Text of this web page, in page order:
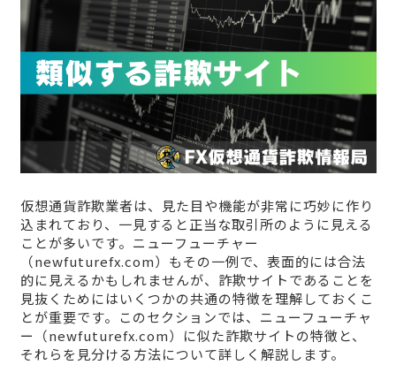
仮想通貨詐欺業者は、見た目や機能が非常に巧妙に作り
込まれており、一見すると正当な取引所のように見える
ことが多いです。ニューフューチャー
（newfuturefx.com）もその一例で、表面的には合法
的に見えるかもしれませんが、詐欺サイトであることを
見抜くためにはいくつかの共通の特徴を理解しておくこ
とが重要です。このセクションでは、ニューフューチャ
ー（newfuturefx.com）に似た詐欺サイトの特徴と、
それらを見分ける方法について詳しく解説します。